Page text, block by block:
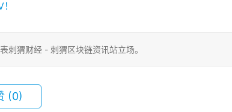
刺猬财经 - 刺猬区块链资讯站立场。
(0)